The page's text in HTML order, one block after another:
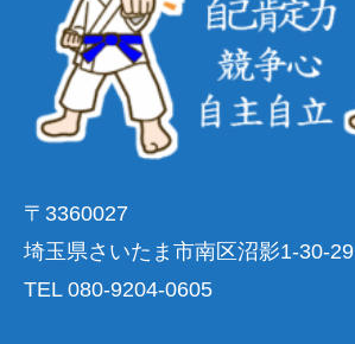
〒3360027
埼玉県さいたま市南区沼影1-30-29
TEL 080-9204-0605